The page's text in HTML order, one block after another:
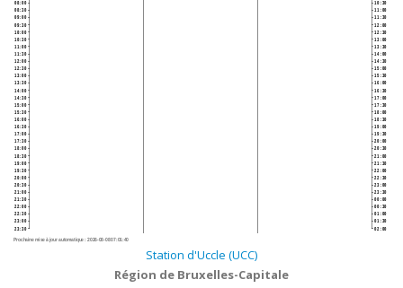
08:00
08:30
09:00
09:30
10:00
10:30
11:00
11:30
12:00
12:30
13:00
13:30
14:00
14:30
15:00
15:30
16:00
16:30
17:00
17:30
18:00
18:30
19:00
19:30
20:00
20:30
21:00
21:30
22:00
22:30
23:00
23:30
10:30
11:00
11:30
12:00
12:30
13:00
13:30
14:00
14:30
15:00
15:30
16:00
16:30
17:00
17:30
18:00
18:30
19:00
19:30
20:00
20:30
21:00
21:30
22:00
22:30
23:00
23:30
00:00
00:30
01:00
01:30
02:00
Prochaine mise à jour automatique :2026-08-08 07:01:40
Station d'Uccle (UCC)
Région de Bruxelles-Capitale